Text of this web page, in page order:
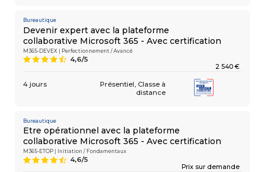
Bureautique
Devenir expert avec la plateforme
collaborative Microsoft 365 - Avec certification
M365-DEVEX | Perfectionnement / Avancé
2 540 €
9 4,6/5
4 jours Présentiel Classe à
distance
Bureautique
Etre opérationnel avec la plateforme
collaborative Microsoft 365 - Avec certification
M365-ETOP | Initiation / Fondamentaux
Prix sur demande
9 4,6/5